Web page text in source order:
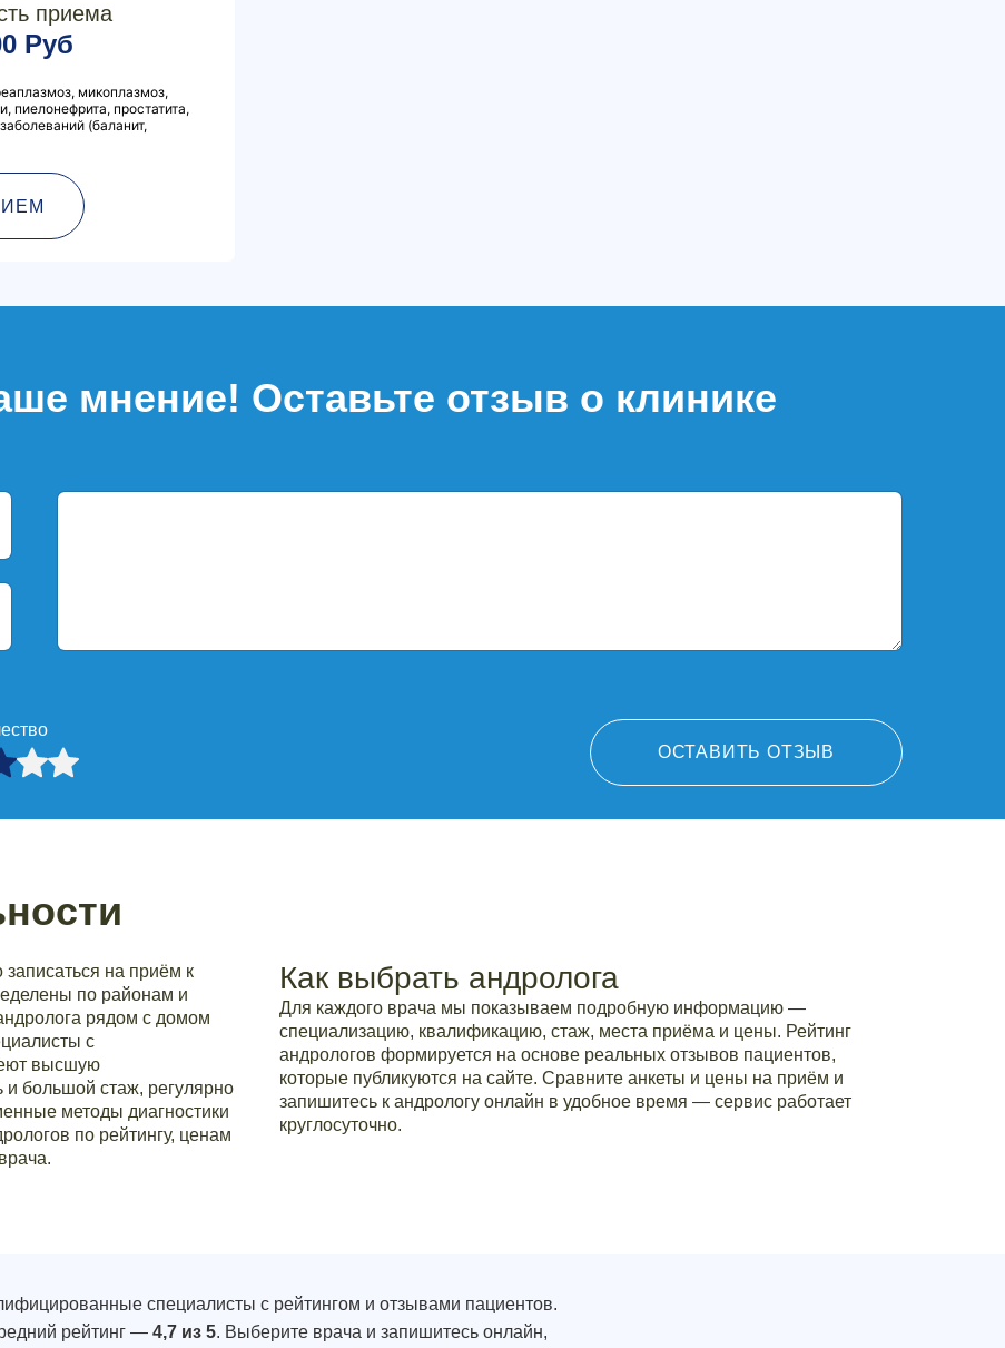
приема
Руб
микоплазмоз,
пиелонефрита, простатита,
(баланит,
мнение! Оставьте отзыв о клинике
ОСТАВИТЬ ОТЗЫВ
на приём к
по районам и
рядом с домом
с
высшую
и большой стаж, регулярно
методы диагностики
по рейтингу, ценам
Как выбрать андролога
Для каждого врача мы показываем подробную информацию —
специализацию, квалификацию, стаж, места приёма и цены. Рейтинг
андрологов формируется на основе реальных отзывов пациентов,
которые публикуются на сайте. Сравните анкеты и цены на приём и
запишитесь к андрологу онлайн в удобное время — сервис работает
круглосуточно.
специалисты с рейтингом и отзывами пациентов.
рейтинг — 4,7 из 5. Выберите врача и запишитесь онлайн,